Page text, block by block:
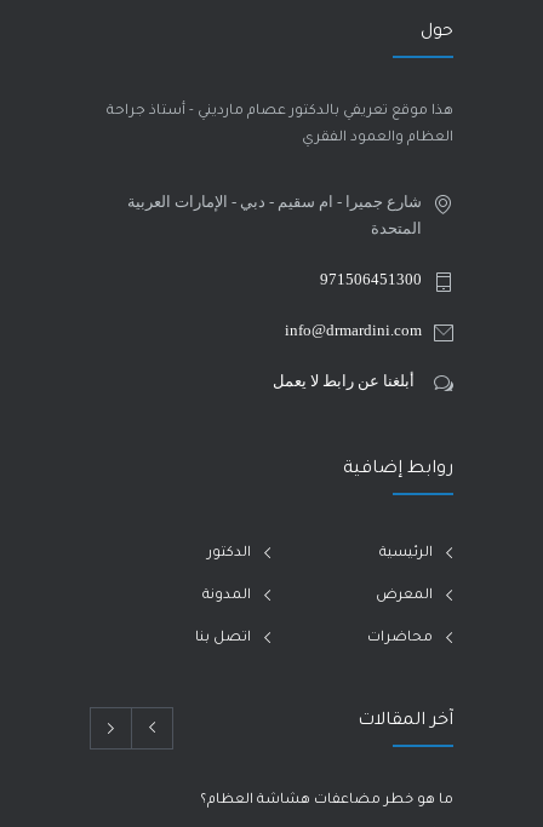
حول
هذا موقع تعريفي بالدكتور عصام مارديني - أستاذ جراحة
العظام والعمود الفقري
شارع جميرا - ام سقيم - دبي - الإمارات العربية
المتحدة
971506451300
info@drmardini.com
أبلغنا عن رابط لا يعمل
روابط إضافية
الرئيسية الدكتور
المعرض المدونة
محاضرات اتصل بنا
آخر المقالات
ما هو خطر مضاعفات هشاشة العظام؟